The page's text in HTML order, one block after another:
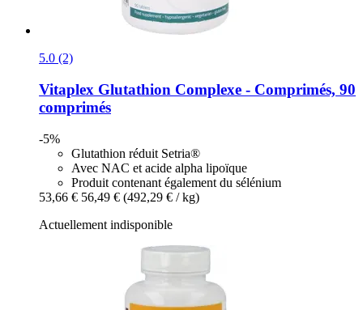
5.0 (2)
Vitaplex Glutathion Complexe -​ Comprimés, 90
comprimés
-5%
Glutathion réduit Setria®
Avec NAC et acide alpha lipoïque
Produit contenant également du sélénium
53,66 € 56,49 € (492,29 € / kg)
Actuellement indisponible